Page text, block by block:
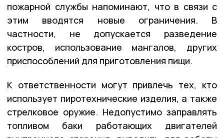
пожарной службы напоминают, что в связи с
этим вводятся новые ограничения. В
частности, не допускается разведение
костров, использование мангалов, других
приспособлений для приготовления пищи.
К ответственности могут привлечь тех, кто
использует пиротехнические изделия, а также
стрелковое оружие. Недопустимо заправлять
топливом баки работающих двигателей